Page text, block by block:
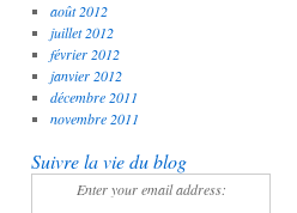
août 2012
juillet 2012
février 2012
janvier 2012
décembre 2011
novembre 2011
Suivre la vie du blog
Enter your email address: